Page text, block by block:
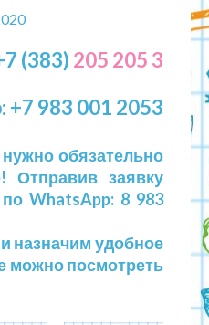
(383) 205 205 3
+7 983 001 2053
обязательно
Отправив заявку
WhatsApp: 8 983
назначим удобное
можно посмотреть